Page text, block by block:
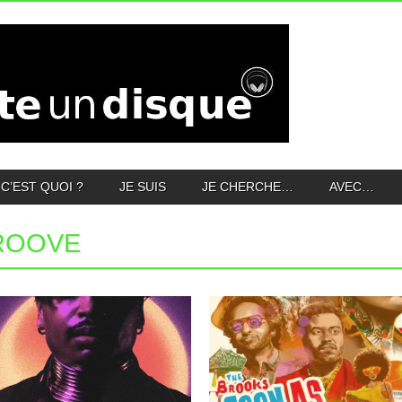
QUOI ? JE SUIS JE CHERCHE… AVEC…
09.07.25
DE SOLEIL : LUMIN
Sous ce pseudonyme un peu perché se
Daniel Kadawatha, un...
18.10.24
THE BROOKS : SOON AS I
CAN
The Brooks m’avait été catapulté par son
label comme une pépite...